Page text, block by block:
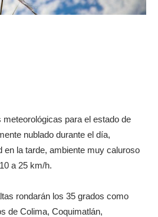
para el estado de
nublado durante el día,
en la tarde, ambiente muy caluroso
a 25 km/h.
rondarán los 35 grados como
de Colima, Coquimatlán,